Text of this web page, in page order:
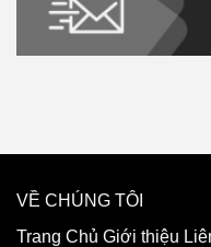
VỀ CHÚNG TÔI
Trang Chủ Giới thiệu